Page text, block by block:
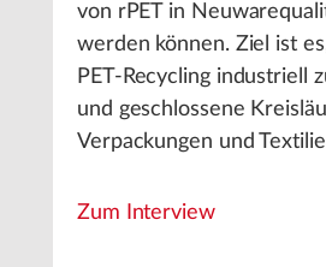
von rPET in
werden können. Ziel ist
PET-Recycling industriell
und geschlossene
Verpackungen und
Zum Interview